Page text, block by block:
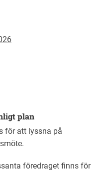
plan
för att lyssna på
föredraget finns för